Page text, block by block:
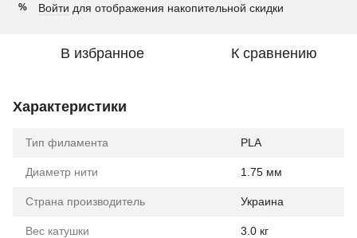
% Войти для отображения накопительной скидки
В избранное К сравнению
Характеристики
Тип филамента PLA
Диаметр нити 1.75 мм
Страна производитель Украина
Вес катушки 3.0 кг